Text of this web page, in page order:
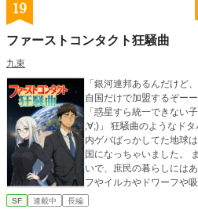
19
ファーストコンタクト狂騒曲
九束
「銀河連邦あるんだけど
自国だけで加盟するぞー
「惑星すら統一できない
;∀;)」 狂騒曲のようなドタ
内ゲバばっかしてた地球
国になっちゃいました。
いで、庶民の暮らしには
フやイルカやドワーフや
め… あれ？SFっぽい世界
SF 連載中 長編